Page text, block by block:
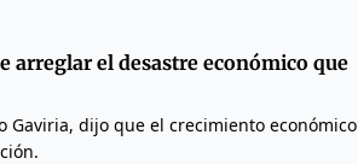
arreglar el desastre económico que
dijo que el crecimiento económico